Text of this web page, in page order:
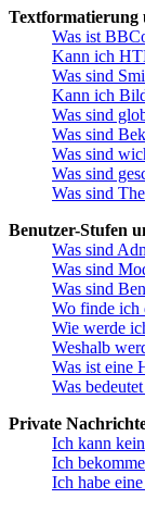
Textformatierung
Was ist
Kann ich
Was sind
Kann ich
Was sind
Was sind
Was sind
Was sind
Was sind
Benutzer-Stufen
Was sind
Was sind
Was sind
Wo finde ich
Wie werde
Weshalb
Was ist eine
Was
Private
Ich kann
Ich
Ich habe